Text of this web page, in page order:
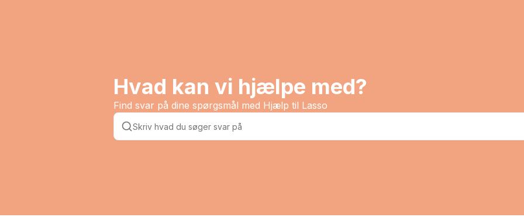
Hvad kan vi hjælpe med?
Find svar på dine spørgsmål med Hjælp til Lasso